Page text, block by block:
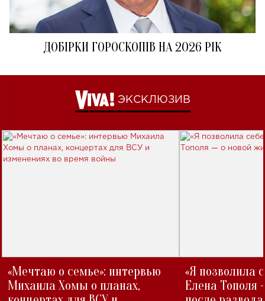
ДОБІРКИ ГОРОСКОПІВ НА 2026 РІК
ЭКСКЛЮЗИВ
«Мечтаю о семье»: интервью
Михаила Хомы о планах,
«Я позволила
Елена Тополя